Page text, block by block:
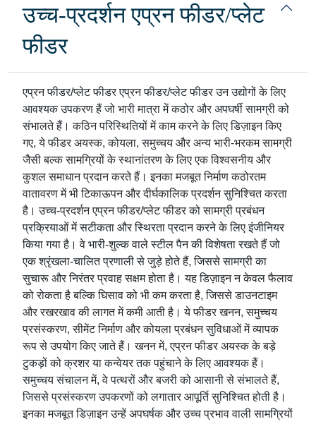
उच्च-प्रदर्शन एप्रन फीडर/प्लेट
फीडर
एप्रन फीडर/प्लेट फीडर एप्रन फीडर/प्लेट फीडर उन उद्योगों के लिए
आवश्यक उपकरण हैं जो भारी मात्रा में कठोर और अपघर्षी सामग्री को
संभालते हैं। कठिन परिस्थितियों में काम करने के लिए डिज़ाइन किए
गए, ये फीडर अयस्क, कोयला, समुच्चय और अन्य भारी-भरकम सामग्री
जैसी बल्क सामग्रियों के स्थानांतरण के लिए एक विश्वसनीय और
कुशल समाधान प्रदान करते हैं। इनका मजबूत निर्माण कठोरतम
वातावरण में भी टिकाऊपन और दीर्घकालिक प्रदर्शन सुनिश्चित करता
है। उच्च-प्रदर्शन एप्रन फीडर/प्लेट फीडर को सामग्री प्रबंधन
प्रक्रियाओं में सटीकता और स्थिरता प्रदान करने के लिए इंजीनियर
किया गया है। वे भारी-शुल्क वाले स्टील पैन की विशेषता रखते हैं जो
एक श्रृंखला-चालित प्रणाली से जुड़े होते हैं, जिससे सामग्री का
सुचारू और निरंतर प्रवाह सक्षम होता है। यह डिज़ाइन न केवल फैलाव
को रोकता है बल्कि घिसाव को भी कम करता है, जिससे डाउनटाइम
और रखरखाव की लागत में कमी आती है। ये फीडर खनन, समुच्चय
प्रसंस्करण, सीमेंट निर्माण और कोयला प्रबंधन सुविधाओं में व्यापक
रूप से उपयोग किए जाते हैं। खनन में, एप्रन फीडर अयस्क के बड़े
टुकड़ों को क्रशर या कन्वेयर तक पहुंचाने के लिए आवश्यक हैं।
समुच्चय संचालन में, वे पत्थरों और बजरी को आसानी से संभालते हैं,
जिससे प्रसंस्करण उपकरणों को लगातार आपूर्ति सुनिश्चित होती है।
इनका मजबूत डिज़ाइन उन्हें अपघर्षक और उच्च प्रभाव वाली सामग्रियों